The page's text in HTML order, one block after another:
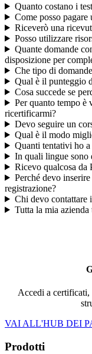
Quanto costano i
Come posso pagare
Riceverò una
Posso utilizzare
Quante domande
disposizione per
Che tipo di
Qual è il punteggio
Cosa succede se
Per quanto tempo è
ricertificarmi?
Devo seguire un
Qual è il modo
Quanti tentativi ho
In quali lingue sono
Ricevo qualcosa da
Perché devo
registrazione?
Chi devo contattare
Tutta la mia
Accedi a certificati,
VAI ALL'HUB DEI
Prodotti